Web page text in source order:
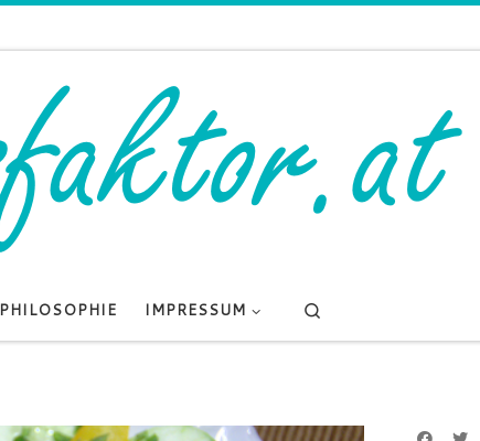
PHILOSOPHIE IMPRESSUM